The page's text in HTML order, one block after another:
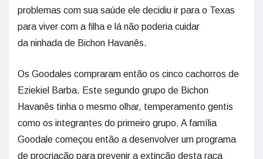
problemas com sua saúde ele decidiu ir para o Texas
para viver com a filha e lá não poderia cuidar
da ninhada de Bichon Havanês.
Os Goodales compraram então os cinco cachorros de
Eziekiel Barba. Este segundo grupo de Bichon
Havanês tinha o mesmo olhar, temperamento gentis
como os integrantes do primeiro grupo. A família
Goodale começou então a desenvolver um programa
de procriação para prevenir a extinção desta raça